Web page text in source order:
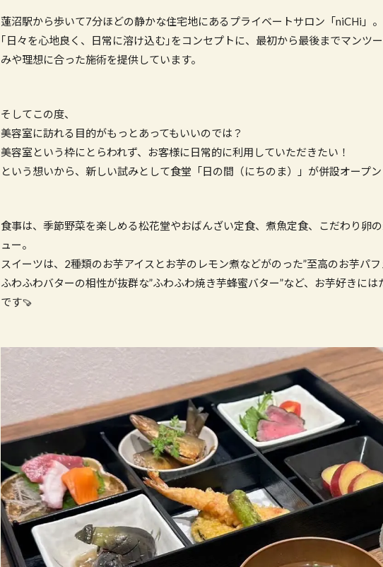
蓮沼駅から歩いて7分ほどの静かな住宅地にあるプライベートサロン「niCHi」。
｢日々を心地良く、日常に溶け込む｣をコンセプトに、最初から最後までマンツ
みや理想に合った施術を提供しています。
そしてこの度、
美容室に訪れる目的がもっとあってもいいのでは？
美容室という枠にとらわれず、お客様に日常的に利用していただきたい！
という想いから、新しい試みとして食堂「日の間（にちのま）」が併設オープ
食事は、季節野菜を楽しめる松花堂やおばんざい定食、煮魚定食、こだわり卵
ュー。
スイーツは、2種類のお芋アイスとお芋のレモン煮などがのった”至高のお芋パ
ふわふわバターの相性が抜群な”ふわふわ焼き芋蜂蜜バター”など、お芋好きに
です🍠